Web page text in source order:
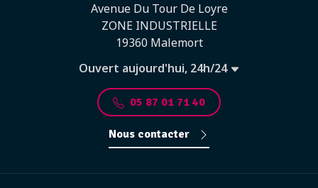
Avenue Du Tour De Loyre
ZONE INDUSTRIELLE
19360 Malemort
Ouvert aujourd'hui, 24h/24
05 87 01 71 40
Nous contacter